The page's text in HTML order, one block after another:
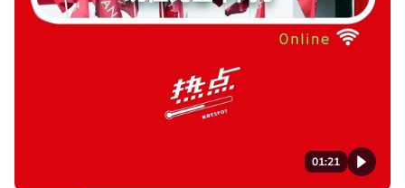
01:21